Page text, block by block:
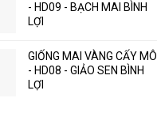
- HD09 - BẠCH MAI BÌNH
LỢI
GIỐNG MAI VÀNG CẤY MÔ
- HD08 - GIẢO SEN BÌNH
LỢI